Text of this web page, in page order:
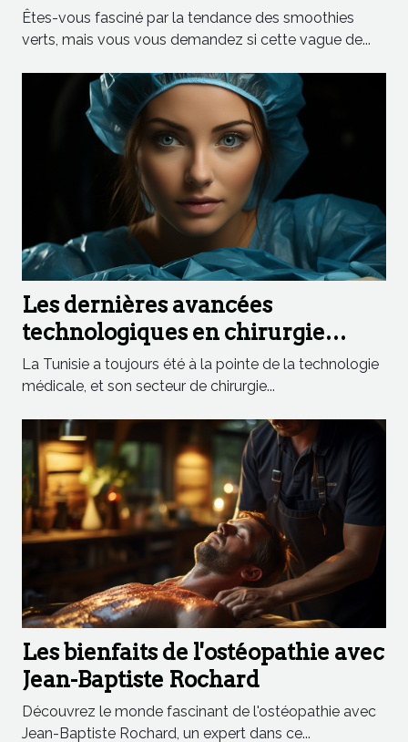
Êtes-vous fasciné par la tendance des smoothies
verts, mais vous vous demandez si cette vague de...
Les dernières avancées
technologiques en chirurgie
esthétique en Tunisie
La Tunisie a toujours été à la pointe de la technologie
médicale, et son secteur de chirurgie...
Les bienfaits de l'ostéopathie avec
Jean-Baptiste Rochard
Découvrez le monde fascinant de l'ostéopathie avec
Jean-Baptiste Rochard, un expert dans ce...